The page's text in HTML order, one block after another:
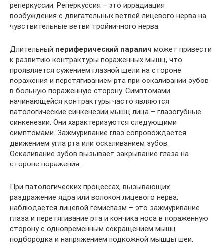
реперкуссии. Реперкуссия – это иррадиация
возбуждения с двигательных ветвей лицевого нерва на
чувствительные ветви тройничного нерва.
Длительный периферический паралич может привести
к развитию контрактуры пораженных мышц, что
проявляется сужением глазной щели на стороне
поражения и перетягиванием рта при оскаливании зубов
в больную пораженную сторону. Симптомами
начинающейся контрактуры часто являются
патологические синкенезии мышц лица – глазогубные
синкенезии. Они характеризуются следующими
симптомами. Зажмуривание глаз сопровождается
движением угла рта или оскаливанием зубов.
Оскаливание зубов вызывает закрывание глаза на
стороне поражения.
При патологических процессах, вызывающих
раздражение ядра или волокон лицевого нерва,
наблюдается лицевой гемиспазм – это зажмуривание
глаза и перетягивание рта и кончика носа в пораженную
сторону с одновременным сокращением мышц
подбородка и напряжением подкожной мышцы шеи.